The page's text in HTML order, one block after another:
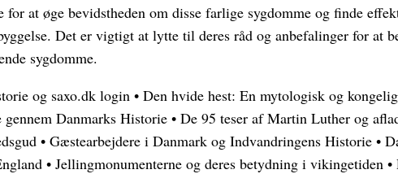
for at øge bevidstheden om disse farlige sygdomme og finde
Det er vigtigt at lytte til deres råd og anbefalinger for at
sygdomme.
og saxo.dk login • Den hvide hest: En mytologisk og
Danmarks Historie • De 95 teser af Martin Luther og
• Gæstearbejdere i Danmark og Indvandringens Historie •
• Jellingmonumenterne og deres betydning i vikingetiden •